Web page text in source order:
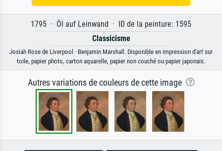
1795 · Öl auf Leinwand · ID de la peinture: 1595
Classicisme
Josiah Rose de Liverpool · Benjamin Marshall. Disponible en impression d'art sur
toile, papier photo, carton aquarelle, papier non couché ou papier japonais.
Autres variations de couleurs de cette image